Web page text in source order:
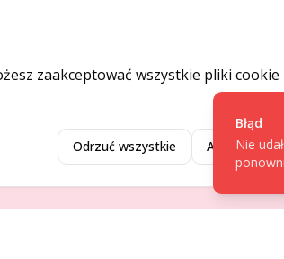
Błąd
Nie
zaakceptować wszystkie pliki
Odrzuć wszystkie Akceptuj